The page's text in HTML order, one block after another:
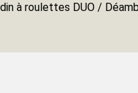
à roulettes DUO /